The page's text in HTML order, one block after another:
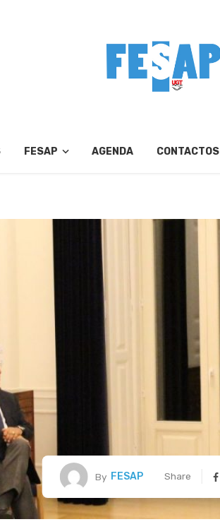
FESAP AGENDA CONTACTOS
By FESAP Share